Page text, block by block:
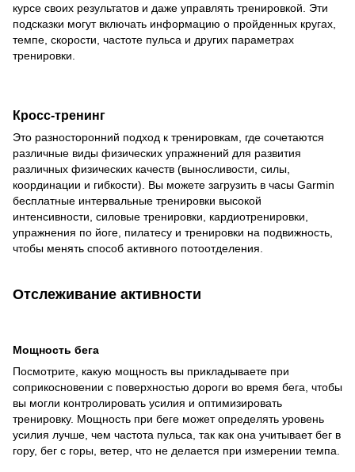
курсе своих результатов и даже управлять тренировкой. Эти
подсказки могут включать информацию о пройденных кругах,
темпе, скорости, частоте пульса и других параметрах
тренировки.
Кросс-тренинг
Это разносторонний подход к тренировкам, где сочетаются
различные виды физических упражнений для развития
различных физических качеств (выносливости, силы,
координации и гибкости). Вы можете загрузить в часы Garmin
бесплатные интервальные тренировки высокой
интенсивности, силовые тренировки, кардиотренировки,
упражнения по йоге, пилатесу и тренировки на подвижность,
чтобы менять способ активного потоотделения.
Отслеживание активности
Мощность бега
Посмотрите, какую мощность вы прикладываете при
соприкосновении с поверхностью дороги во время бега, чтобы
вы могли контролировать усилия и оптимизировать
тренировку. Мощность при беге может определять уровень
усилия лучше, чем частота пульса, так как она учитывает бег в
гору, бег с горы, ветер, что не делается при измерении темпа.